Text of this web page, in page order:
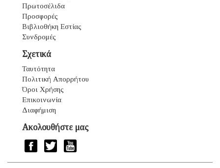
Πρωτοσέλιδα
Προσφορές
Βιβλιοθήκη Εστίας
Συνδρομές
Σχετικά
Ταυτότητα
Πολιτική Απορρήτου
Όροι Χρήσης
Επικοινωνία
Διαφήμιση
Ακολουθήστε μας